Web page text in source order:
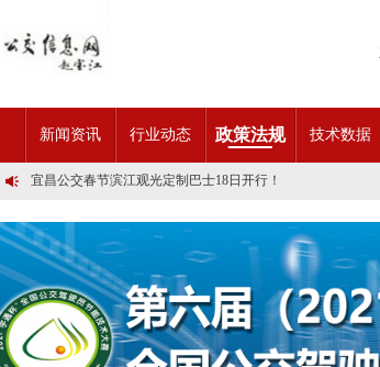
新闻资讯 行业动态 政策法规 技术数据
第九届公交都市发展论坛 (深圳)邀请函
石河子市公交公司荣获全国五一劳动奖状
宜昌公交春节滨江观光定制巴士18日开行！
创新 实践 沟通 | 聚焦「智慧公交」目标 助推公交转型发
岁月为鉴人民为证，百年北京公交实现历史性跨越！
今日生效！新《安全生产法》处罚条款对照
交通运输部、科学技术部发布关于科技创新驱动加快建设交
2025市民出行新方案 | 久事公交开通首条需求响应式定制班
第九届公交都市发展论坛 (深圳)邀请函
石河子市公交公司荣获全国五一劳动奖状
宜昌公交春节滨江观光定制巴士18日开行！